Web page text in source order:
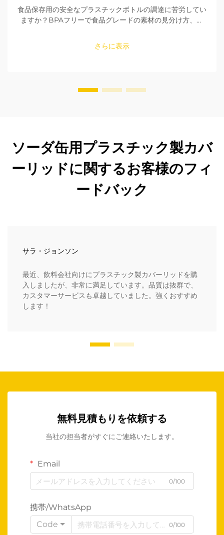
食品保存用の安全なプラスチックボトルの調達に苦労してい
ますか？BPAフリーで食品グレードの素材の見分け方、シ
FDAおよびEU規格への適合性を確保してください。今すぐ
読む。
さらに表示
ソーダ缶用プラスチック製カバ
ーリッドに関するお客様のフィ
ードバック
サラ・ジョンソン
最近、飲料会社向けにプラスチック製カバーリッドを購
入しましたが、非常に満足しています。品質は抜群で、
カスタマーサービスも卓越していました。強くおすすめ
します！
無料見積もりを依頼する
当社の担当者がすぐにご連絡いたします。
Email
0/100
携帯/WhatsApp
Code
0/100